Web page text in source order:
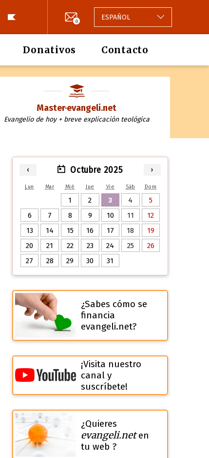
0 ESPAÑOL
Donativos Contacto
Master·evangeli.net
Evangelio de hoy + breve explicación teológica
‹ Octubre 2025 ›
Lun Mar Mié Jue Vie Sáb Dom
1 2 3 4
5
6
7 8 9 10 11
12
13
14 15 16 17 18
19
20
21 22 23 24 25
26
27
28 29 30 31
¿Sabes cómo se
financia
evangeli.net?
¡Visita nuestro
canal y
suscríbete!
¿Quieres
evangeli.neten
tu web ?